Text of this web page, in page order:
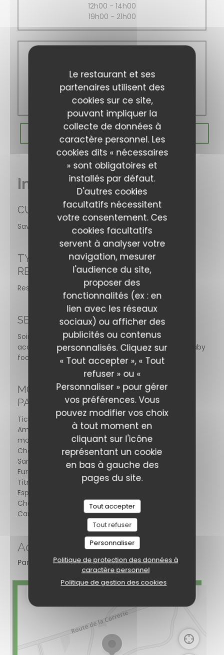
Le restaurant et ses
partenaires utilisent des
cookies sur ce site,
pouvant impliquer la
collecte de données à
caractère personnel. Les
cookies dits « nécessaires
» sont obligatoires et
installés par défaut.
D'autres cookies
facultatifs nécessitent
votre consentement. Ces
cookies facultatifs
servent à analyser votre
navigation, mesurer
l'audience du site,
proposer des
fonctionnalités (ex : en
lien avec les réseaux
sociaux) ou afficher des
publicités ou contenus
personnalisés. Cliquez sur
« Tout accepter », « Tout
refuser » ou «
Personnaliser » pour gérer
vos préférences. Vous
pouvez modifier vos choix
à tout moment en
cliquant sur l'icône
représentant un cookie
en bas à gauche des
pages du site.
Tout accepter
Tout refuser
Personnaliser
Politique de protection des données à
caractère personnel
Politique de gestion des cookies
12h00 - 14h00
19h00 - 21h00
Fermé
Infos pratiques
CUISINE
Savoyarde, Produits frais, Fait maison, Terroir
TYPE DE
RESTAURANT
Restaurant Bar
SERVICES
Soirées à thème, Accès wifi gratuit, Animaux
acceptés, Peut accueillir des groupes, Banquets, Baby
foot, Privatisation, Terrasse
MOYENS DE
PAIEMENT
Ticket Restaurant,
Amex, Paiement
mobile, Apple Pay,
Chèques, Paiement
Sans Contact,
Eurocard/Mastercard,
Titres restaurant,
Espèces, Visa,
Chèques Vacances,
Carte Bleue
Accès
Parking gratuit